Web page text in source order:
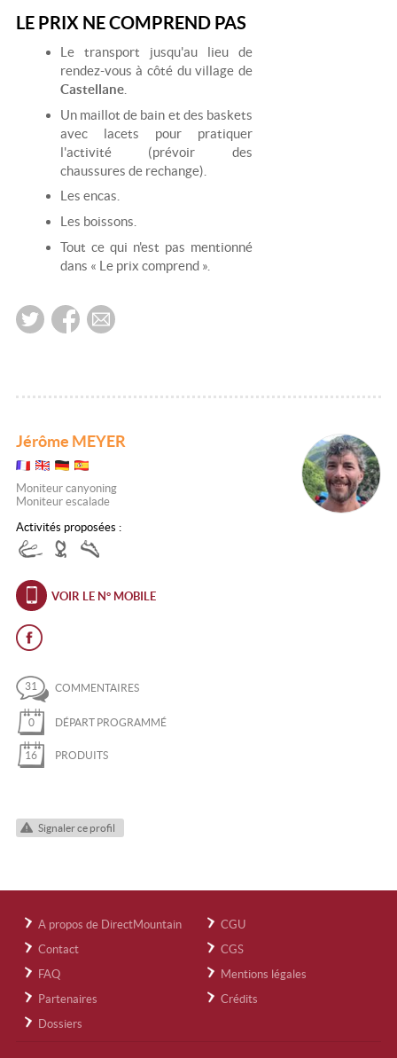
LE PRIX NE COMPREND PAS
Le transport jusqu'au lieu de
rendez-vous à côté du village de
Castellane.
Un maillot de bain et des baskets
avec lacets pour pratiquer
l'activité (prévoir des
chaussures de rechange).
Les encas.
Les boissons.
Tout ce qui n'est pas mentionné
dans « Le prix comprend ».
Jérôme MEYER
Moniteur canyoning
Moniteur escalade
Activités proposées :
VOIR LE N° MOBILE
31 COMMENTAIRES
0 DÉPART PROGRAMMÉ
16 PRODUITS
Signaler ce profil
A propos de DirectMountain
Contact
FAQ
Partenaires
Dossiers
CGU
CGS
Mentions légales
Crédits